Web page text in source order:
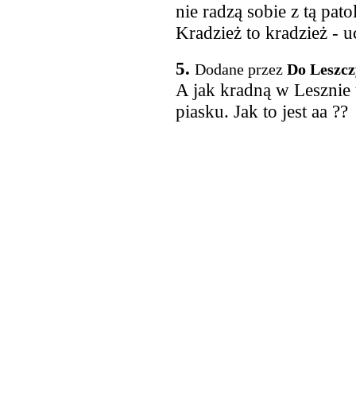
nie radzą sobie z tą
Kradzież to kradzież -
5. Dodane przez Do
A jak kradną w
piasku. Jak to jest aa ??